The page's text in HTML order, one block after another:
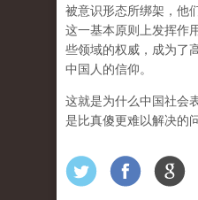
被意识形态所绑架，他
这一基本原则上发挥作
些领域的权威，成为了
中国人的信仰。
这就是为什么中国社会
是比真傻更难以解决的